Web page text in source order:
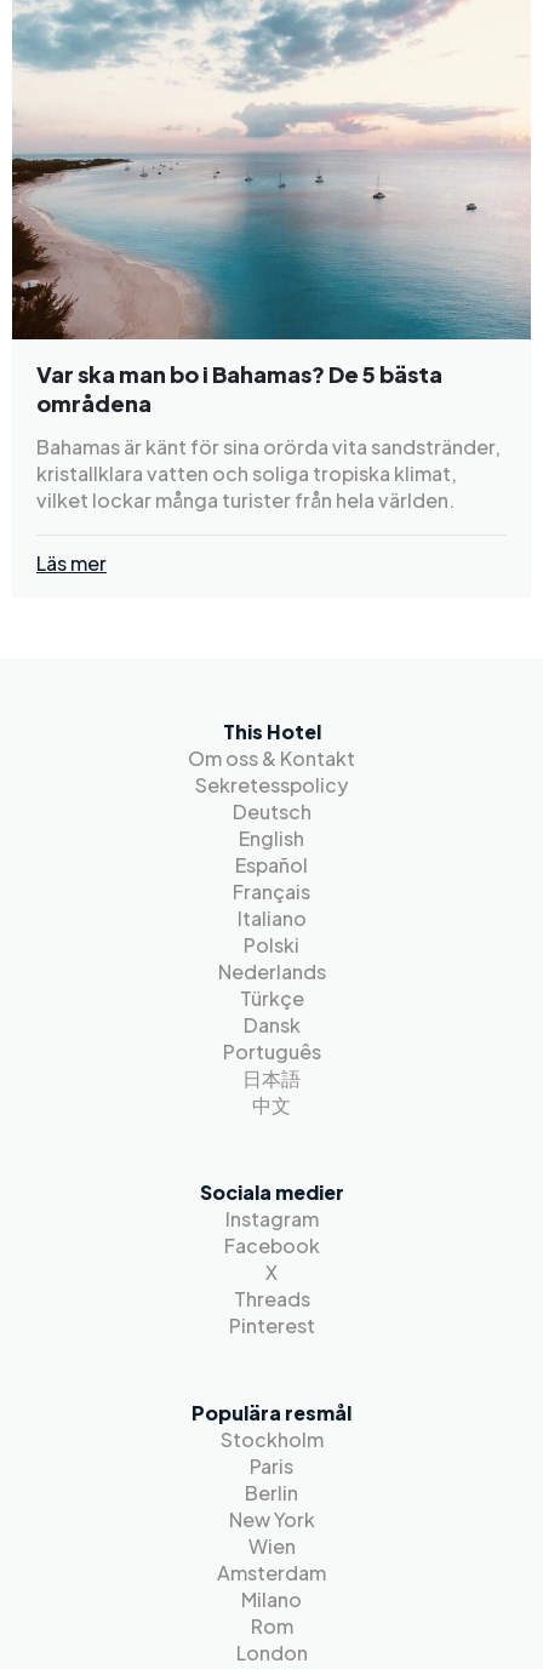
Var ska man bo i Bahamas? De 5 bästa
områdena
Bahamas är känt för sina orörda vita sandstränder,
kristallklara vatten och soliga tropiska klimat,
vilket lockar många turister från hela världen.
Läs mer
This Hotel
Om oss & Kontakt
Sekretesspolicy
Deutsch
English
Español
Français
Italiano
Polski
Nederlands
Türkçe
Dansk
Português
日本語
中文
Sociala medier
Instagram
Facebook
X
Threads
Pinterest
Populära resmål
Stockholm
Paris
Berlin
New York
Wien
Amsterdam
Milano
Rom
London